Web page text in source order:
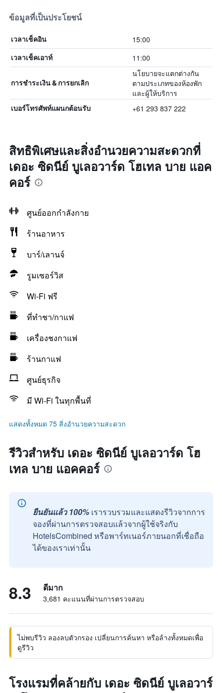
ข้อมูลที่เป็นประโยชน์
เวลาเช็คอิน 15:00
เวลาเช็คเอาท์ 11:00
การชำระเงิน & การยกเลิก
นโยบายจะแตกต่างกัน
ตามประเภทของห้องพัก
และผู้ให้บริการ
เบอร์โทรศัพท์แผนกต้อนรับ +61 293 837 222
สิทธิพิเศษและสิ่งอำนวยความสะดวกที่
เดอะ ซิดนีย์ บูเลอวาร์ด โฮเทล บาย แอค
คอร์
ศูนย์ออกกำลังกาย
ร้านอาหาร
บาร์/เลานจ์
รูมเซอร์วิส
Wi-Fi ฟรี
ที่ทำชา/กาแฟ
เครื่องชงกาแฟ
ร้านกาแฟ
ศูนย์ธุรกิจ
มี Wi-Fi ในทุกพื้นที่
แสดงทั้งหมด 75 สิ่งอำนวยความสะดวก
รีวิวสำหรับ เดอะ ซิดนีย์ บูเลอวาร์ด โฮ
เทล บาย แอคคอร์
ยืนยันแล้ว 100% เรารวบรวมและแสดงรีวิวจากการ
จองที่ผ่านการตรวจสอบแล้วจากผู้ใช้จริงกับ
HotelsCombined หรือพาร์ทเนอร์ภายนอกที่เชื่อถือ
ได้ของเราเท่านั้น
8.3 ดีมาก
3,681 คะแนนที่ผ่านการตรวจสอบ
ไม่พบรีวิว ลองลบตัวกรอง เปลี่ยนการค้นหา หรือล้างทั้งหมดเพื่อ
ดูรีวิว
โรงแรมที่คล้ายกับ เดอะ ซิดนีย์ บูเลอวาร์